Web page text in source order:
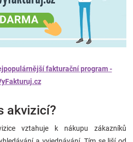
fakturační program -
akvizicí?
vztahuje k nákupu zákazníků